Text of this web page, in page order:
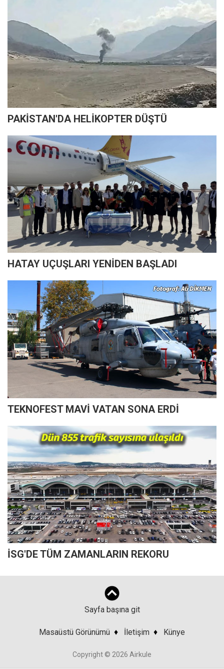
PAKİSTAN'DA HELİKOPTER DÜŞTÜ
HATAY UÇUŞLARI YENİDEN BAŞLADI
TEKNOFEST MAVİ VATAN SONA ERDİ
İSG'DE TÜM ZAMANLARIN REKORU
Sayfa başına git
Masaüstü Görünümü ♦ İletişim ♦ Künye
Copyright © 2026 Airkule